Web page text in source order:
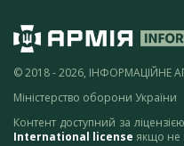
© 2018 - 2026, ІНФОРМАЦІЙНЕ
Міністерство оборони України
Контент доступний за ліцензією
International license якщо не